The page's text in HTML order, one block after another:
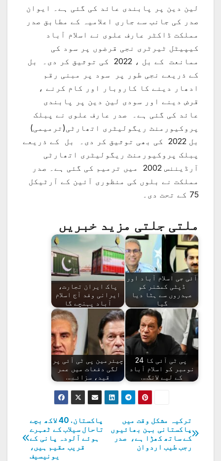
لین دین پر پابندی عائد کی گئی ہے۔ ایوان
صدر کی جانب سے جاری اعلامیہ کے مطابق صدر
مملکت ڈاکٹر عارف علوی نے اسلام آباد
کیپیٹل ٹیرٹری نجی قرضوں پر سود کی
ممانعت کے بل ، 2022 کی توثیق کر دی۔ بل
کے ذریعے نجی طور پر سود پر مبنی رقم
ادھار دینے کا کاروبار اور کام کرنے ،
قرض دینے اور سودی لین دین پر پابندی
عائد کی گئی ہے۔ صدر عارف علوی نے پبلک
پروکیورمنٹ ریگولیٹری اتھارٹی(ترمیمی)
بل 2022 کی بھی توثیق کر دی۔ بل کے ذریعے
پبلک پروکیورمنٹ ریگولیٹری اتھارٹی
آرڈیننس 2002 میں ترمیم کی گئی ہے۔ صدر
مملکت نے بلوں کی منظوری آئین کے آرٹیکل
75 کے تحت دی۔
ملتی جلتی مزید خبریں
آئی جی اسلام آباد اور
ڈپٹی کمشنر کو
عہدروں سے ہٹا دیا
گیا
پاک ایران تجارت،
ایرانی وفد آج اسلام
آباد پہنچے گا
پی ٹی آئی کا 24
نومبر کو اسلام آباد
کے لیے لانگ…
چیئرمین پی ٹی آئی پر
لگی دفعات میں عمر
قید، سزائے…
پوسٹوں
کی
پاکستان. 40 لاکھ بچے
تاحال سیلاب کے ٹھہرے
ہوئے آلودہ پانی کے
قریب مقیم ہیں،
یونیسیف
ترکیہ مشکل وقت میں
پاکستانی بہن بھائیوں
کے ساتھ کھڑا ہے، صدر
رجب طیب اردوان